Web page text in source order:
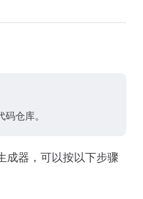
仓库。
成器，可以按以下步骤